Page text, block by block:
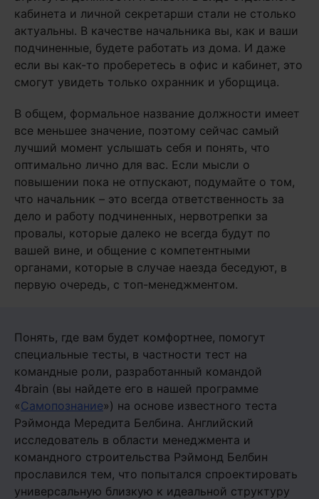
кабинета и личной секретарши стали не столько
актуальны. В качестве начальника вы, как и ваши
подчиненные, будете работать из дома. И даже
если вы как-то проберетесь в офис и кабинет, это
смогут увидеть только охранник и уборщица.
В общем, формальное название должности имеет
все меньшее значение, поэтому сейчас самый
лучший момент услышать себя и понять, что
оптимально лично для вас. Если мысли о
повышении пока не отпускают, подумайте о том,
что начальник – это всегда ответственность за
дело и работу подчиненных, нервотрепки за
провалы, которые далеко не всегда будут по
вашей вине, и общение с компетентными
органами, которые в случае наезда беседуют, в
первую очередь, с топ-менеджментом.
Понять, где вам будет комфортнее, помогут
специальные тесты, в частности тест на
командные роли, разработанный командой
4brain (вы найдете его в нашей программе
«Самопознание») на основе известного теста
Рэймонда Мередита Белбина. Английский
исследователь в области менеджмента и
командного строительства Рэймонд Белбин
прославился тем, что попытался спроектировать
универсальную близкую к идеальной структуру